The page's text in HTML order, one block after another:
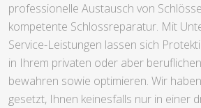
professionelle Austausch von
kompetente Schlossreparatur. Mit
Service-Leistungen lassen sich
in Ihrem privaten oder aber
bewahren sowie optimieren. Wir
gesetzt, Ihnen keinesfalls nur in einer